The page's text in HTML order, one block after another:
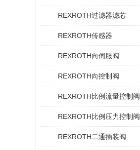
REXROTH过滤器滤芯
REXROTH传感器
REXROTH向伺服阀
REXROTH向控制阀
REXROTH比例流量控制阀
REXROTH比例压力控制阀
REXROTH二通插装阀